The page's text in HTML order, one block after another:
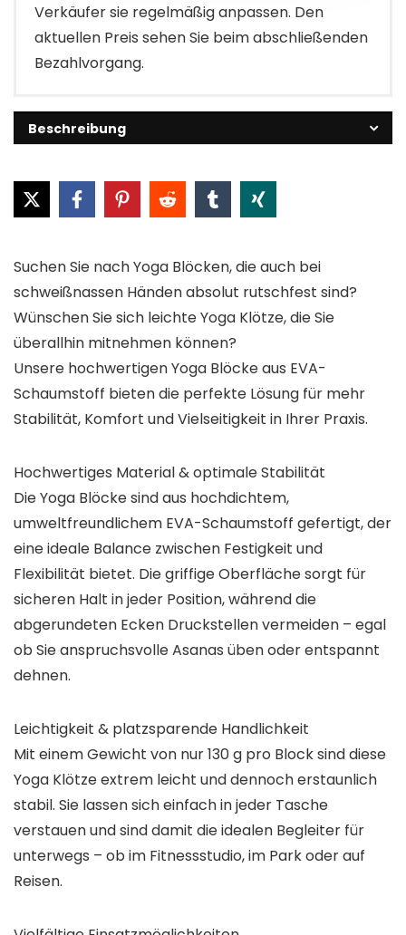
Verkäufer sie regelmäßig anpassen. Den
aktuellen Preis sehen Sie beim abschließenden
Bezahlvorgang.
Beschreibung
Suchen Sie nach Yoga Blöcken, die auch bei
schweißnassen Händen absolut rutschfest sind?
Wünschen Sie sich leichte Yoga Klötze, die Sie
überallhin mitnehmen können?
Unsere hochwertigen Yoga Blöcke aus EVA-
Schaumstoff bieten die perfekte Lösung für mehr
Stabilität, Komfort und Vielseitigkeit in Ihrer Praxis.
Hochwertiges Material & optimale Stabilität
Die Yoga Blöcke sind aus hochdichtem,
umweltfreundlichem EVA-Schaumstoff gefertigt, der
eine ideale Balance zwischen Festigkeit und
Flexibilität bietet. Die griffige Oberfläche sorgt für
sicheren Halt in jeder Position, während die
abgerundeten Ecken Druckstellen vermeiden – egal
ob Sie anspruchsvolle Asanas üben oder entspannt
dehnen.
Leichtigkeit & platzsparende Handlichkeit
Mit einem Gewicht von nur 130 g pro Block sind diese
Yoga Klötze extrem leicht und dennoch erstaunlich
stabil. Sie lassen sich einfach in jeder Tasche
verstauen und sind damit die idealen Begleiter für
unterwegs – ob im Fitnessstudio, im Park oder auf
Reisen.